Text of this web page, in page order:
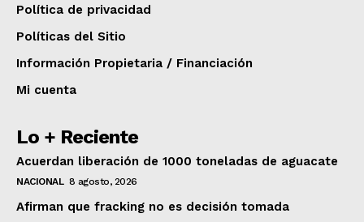
Política de privacidad
Políticas del Sitio
Información Propietaria / Financiación
Mi cuenta
Lo + Reciente
Acuerdan liberación de 1000 toneladas de aguacate
NACIONAL 8 agosto, 2026
Afirman que fracking no es decisión tomada